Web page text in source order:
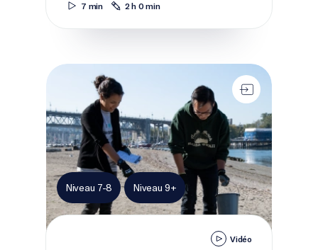
7 min 2 h 0 min
Nettoyage des rivages
Niveau 7-8 Niveau 9+
Vidéo